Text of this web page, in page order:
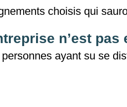
choisis qui
n’est pas
personnes ayant su se